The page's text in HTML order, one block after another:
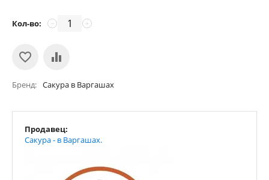
Кол-во: +
−
Бренд Сакура в Варгашах
Продавец:
Сакура - в Варгашах.